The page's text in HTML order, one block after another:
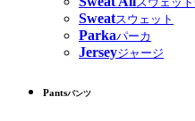
Sweatスウェット
Parkaパーカ
Jerseyジャージ
Pantsパンツ